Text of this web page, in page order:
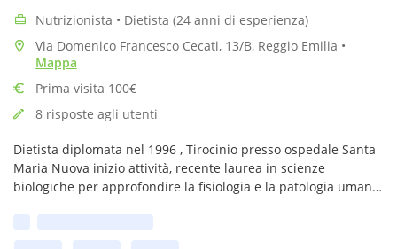
Nutrizionista • Dietista (24 anni di esperienza)
Via Domenico Francesco Cecati, 13/B, Reggio Emilia •
Mappa
Prima visita 100€
8 risposte agli utenti
Dietista diplomata nel 1996 , Tirocinio presso ospedale Santa
Maria Nuova inizio attività, recente laurea in scienze
biologiche per approfondire la fisiologia e la patologia umana